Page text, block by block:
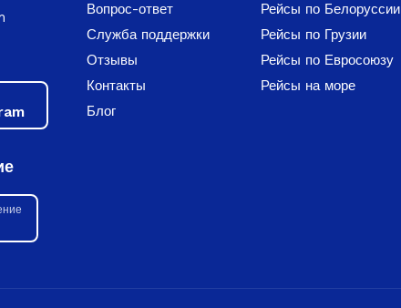
Вопрос-ответ
Служба поддержки
Отзывы
Контакты
Блог
Рейсы по Белоруссии
Рейсы по Грузии
Рейсы по Евросоюзу
Рейсы на море